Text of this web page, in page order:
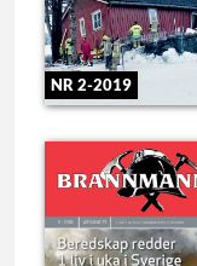
NR 2-2019